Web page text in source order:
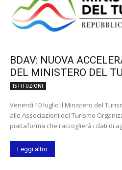
BDAV: NUOVA
DEL MINISTERO DEL
ISTITUZIONI
Venerdì 10 luglio il Ministero del
alle Associazioni del Turismo
piattaforma che raccoglierà i dati di
Leggi altro